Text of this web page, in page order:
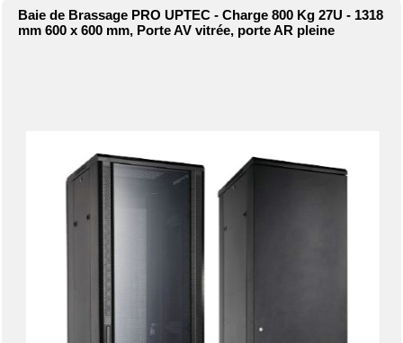
Baie de Brassage PRO UPTEC - Charge 800 Kg 27U - 1318
mm 600 x 600 mm, Porte AV vitrée, porte AR pleine